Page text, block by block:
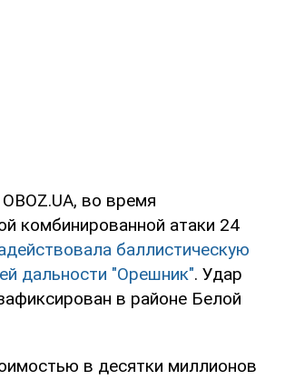
во время
комбинированной атаки 24
баллистическую
дальности "Орешник". Удар
в районе Белой
в десятки миллионов